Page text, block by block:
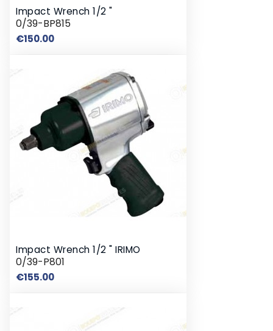
Impact Wrench 1/2 "
0/39-BP815
€150.00Price
Impact Wrench 1/2 " IRIMO
0/39-P801
€155.00Price